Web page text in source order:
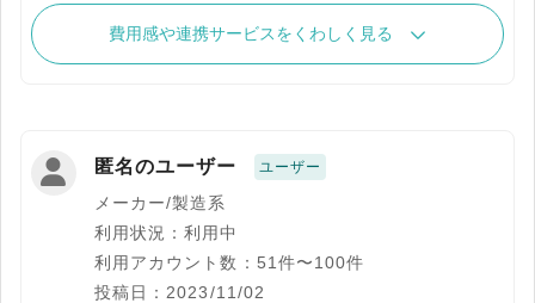
費用感や連携サービスをくわしく見る
匿名のユーザー ユーザー
メーカー/製造系
利用状況：利用中
利用アカウント数：51件〜100件
投稿日：2023/11/02